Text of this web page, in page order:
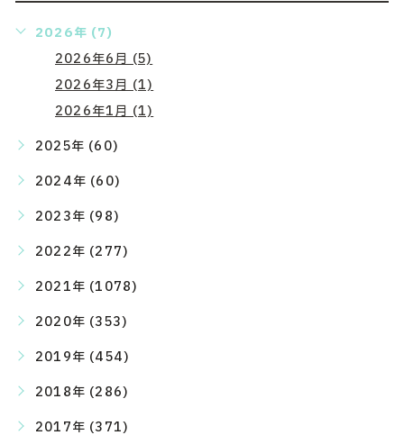
2026年 (7)
2026年6月 (5)
2026年3月 (1)
2026年1月 (1)
2025年 (60)
2024年 (60)
2023年 (98)
2022年 (277)
2021年 (1078)
2020年 (353)
2019年 (454)
2018年 (286)
2017年 (371)